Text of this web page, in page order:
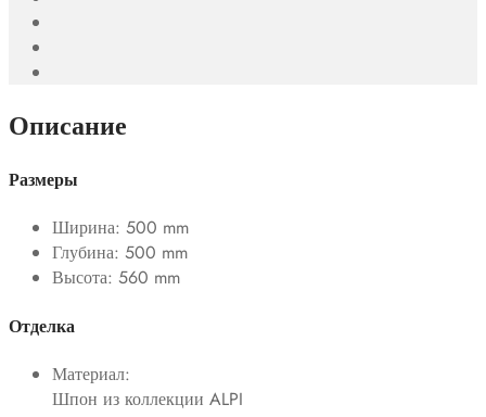
Описание
Размеры
Ширина: 500 mm
Глубина: 500 mm
Высота: 560 mm
Отделка
Материал:
Шпон из коллекции ALPI